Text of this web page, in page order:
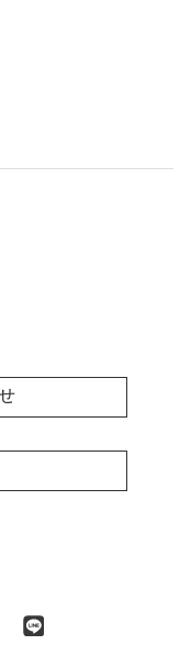
LINE